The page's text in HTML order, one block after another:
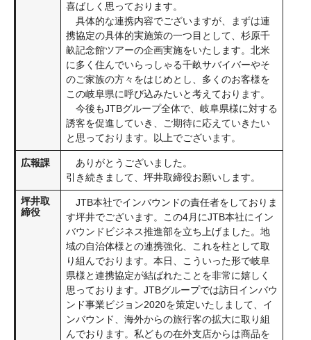
喜ばしく思っております。
具体的な連携内容でございますが、まずは連
携協定の具体的実施策の一つ目として、杉原千
畝記念館ツアーの企画実施をいたします。北米
に多く住んでいらっしゃる千畝サバイバーやそ
のご家族の方々をはじめとし、多くのお客様を
この岐阜県に呼び込みたいと考えております。
今後もJTBグループ全体で、岐阜県様に対する
誘客を促進していき、ご期待に応えていきたい
と思っております。以上でございます。
広報課
ありがとうございました。
引き続きまして、坪井取締役お願いします。
坪井取
締役
JTB本社でインバウンドの責任者をしておりま
す坪井でございます。この4月にJTB本社にイン
バウンドビジネス推進部を立ち上げました。地
域の自治体様との連携強化、これを柱として取
り組んでおります。本日、こういった形で岐阜
県様と連携協定が結ばれたことを非常に嬉しく
思っております。JTBグループでは訪日インバウ
ンド事業ビジョン2020を策定いたしまして、イ
ンバウンド、海外からの旅行客の拡大に取り組
んでおります。私どもの在外支店からは商品を